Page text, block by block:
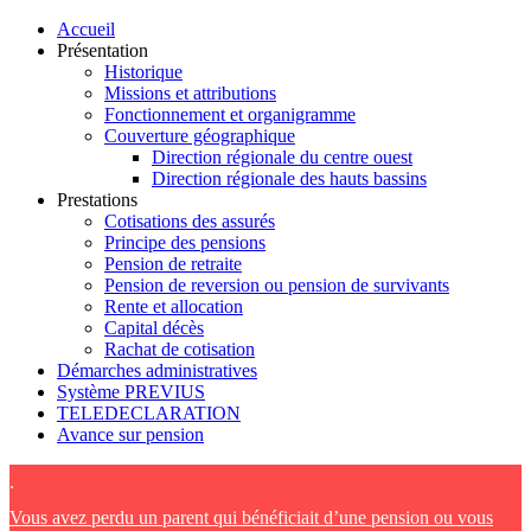
Accueil
Présentation
Historique
Missions et attributions
Fonctionnement et organigramme
Couverture géographique
Direction régionale du centre ouest
Direction régionale des hauts bassins
Prestations
Cotisations des assurés
Principe des pensions
Pension de retraite
Pension de reversion ou pension de survivants
Rente et allocation
Capital décès
Rachat de cotisation
Démarches administratives
Système PREVIUS
TELEDECLARATION
Avance sur pension
.
Vous avez perdu un parent qui bénéficiait d’une pension ou vous